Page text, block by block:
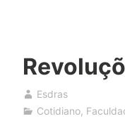
Esdras
Cotidiano,